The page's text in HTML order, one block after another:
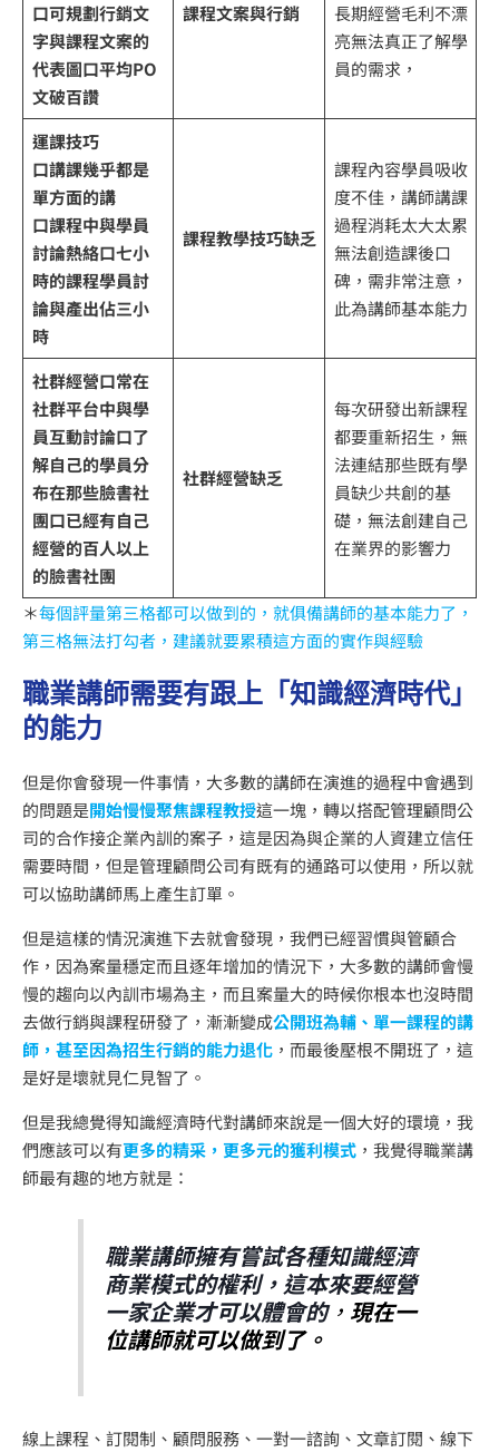
口可規劃行銷文
字與課程文案的
代表圖口平均PO
文破百讚
課程文案與行銷
長期經營毛利不漂
亮無法真正了解學
員的需求，
運課技巧
口講課幾乎都是
單方面的講
口課程中與學員
討論熱絡口七小
時的課程學員討
論與產出佔三小
時
課程教學技巧缺乏
課程內容學員吸收
度不佳，講師講課
過程消耗太大太累
無法創造課後口
碑，需非常注意，
此為講師基本能力
社群經營口常在
社群平台中與學
員互動討論口了
解自己的學員分
布在那些臉書社
團口已經有自己
經營的百人以上
的臉書社團
社群經營缺乏
每次研發出新課程
都要重新招生，無
法連結那些既有學
員缺少共創的基
礎，無法創建自己
在業界的影響力
＊每個評量第三格都可以做到的，就俱備講師的基本能力了，
第三格無法打勾者，建議就要累積這方面的實作與經驗
職業講師需要有跟上「知識經濟時代」
的能力
但是你會發現一件事情，大多數的講師在演進的過程中會遇到
的問題是開始慢慢聚焦課程教授這一塊，轉以搭配管理顧問公
司的合作接企業內訓的案子，這是因為與企業的人資建立信任
需要時間，但是管理顧問公司有既有的通路可以使用，所以就
可以協助講師馬上產生訂單。
但是這樣的情況演進下去就會發現，我們已經習慣與管顧合
作，因為案量穩定而且逐年增加的情況下，大多數的講師會慢
慢的趨向以內訓市場為主，而且案量大的時候你根本也沒時間
去做行銷與課程研發了，漸漸變成公開班為輔、單一課程的講
師，甚至因為招生行銷的能力退化 ，而最後壓根不開班了，這
是好是壞就見仁見智了。
但是我總覺得知識經濟時代對講師來說是一個大好的環境，我
們應該可以有更多的精采，更多元的獲利模式 ，我覺得職業講
師最有趣的地方就是：
職業講師擁有嘗試各種知識經濟
商業模式的權利，這本來要經營
一家企業才可以體會的， 現在一
位講師就可以做到了。
線上課程、訂閱制、顧問服務、一對一諮詢、文章訂閱、線下